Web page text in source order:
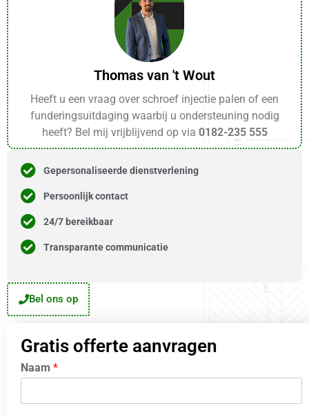
Thomas van 't Wout
Heeft u een vraag over schroef injectie palen of een
funderingsuitdaging waarbij u ondersteuning nodig
heeft? Bel mij vrijblijvend op via 0182-235 555
Gepersonaliseerde dienstverlening
Persoonlijk contact
24/7 bereikbaar
Transparante communicatie
Bel ons op
Gratis offerte aanvragen
Naam *